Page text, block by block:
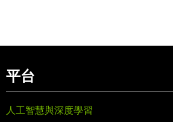
平台
人工智慧與深度學習